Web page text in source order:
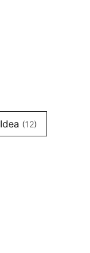
Idea (12)